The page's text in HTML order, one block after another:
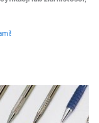
Zakres
cen:
15,13 zł
do
Ten